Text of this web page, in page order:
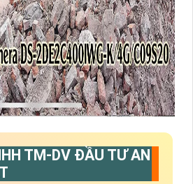
TM-DV ĐẦU TƯ AN